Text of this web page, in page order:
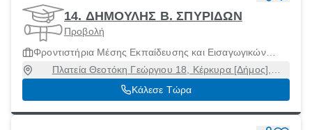
14. ΔΗΜΟΥΛΗΣ Β. ΣΠΥΡΙΔΩΝ
Προβολή
Φροντιστήρια Μέσης Εκπαίδευσης και Εισαγωγικών
Εξετάσεων Ανωτάτων Σχολών
Πλατεία Θεοτόκη Γεώργιου 18, Κέρκυρα [Δήμος],
Κέρκυρα, 49132
Κάλεσε Τώρα